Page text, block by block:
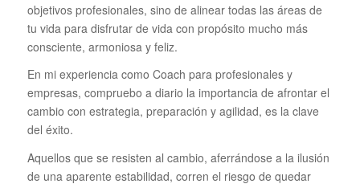
objetivos profesionales, sino de alinear todas las áreas de
tu vida para disfrutar de vida con propósito mucho más
consciente, armoniosa y feliz.
En mi experiencia como Coach para profesionales y
empresas, compruebo a diario la importancia de afrontar el
cambio con estrategia, preparación y agilidad, es la clave
del éxito.
Aquellos que se resisten al cambio, aferrándose a la ilusión
de una aparente estabilidad, corren el riesgo de quedar